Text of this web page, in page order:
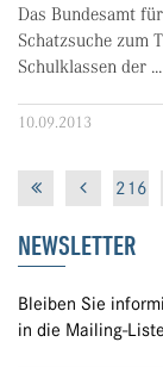
Das Bundesamt
Schatzsuche zum
Schulklassen der ...
10.09.2013
216
NEWSLETTER
Bleiben Sie
in die Mailing-